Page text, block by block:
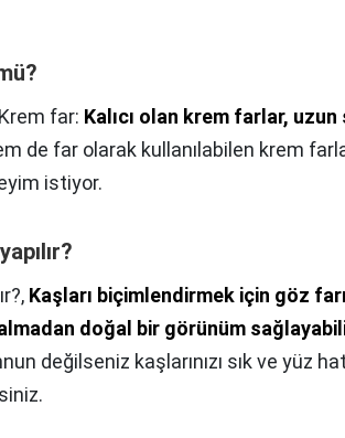
Krem far: Kalıcı olan krem farlar,
de far olarak kullanılabilen krem
istiyor.
Kaşları biçimlendirmek için göz
doğal bir görünüm
değilseniz kaşlarınızı sık ve yüz